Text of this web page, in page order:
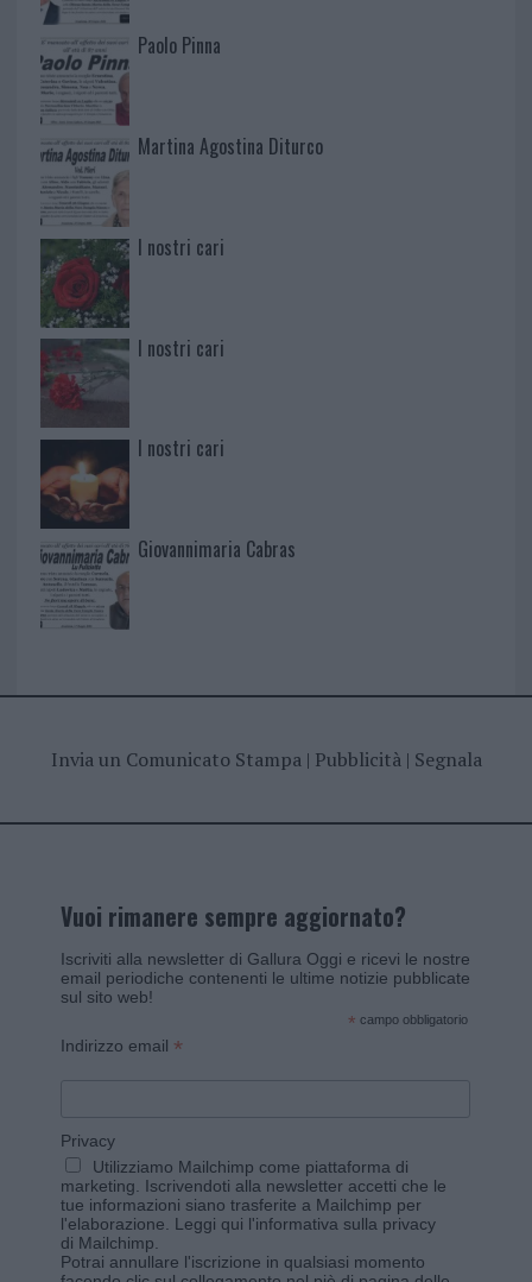
Paolo Pinna
Martina Agostina Diturco
I nostri cari
I nostri cari
I nostri cari
Giovannimaria Cabras
Invia un Comunicato Stampa| Pubblicità| Segnala
Vuoi rimanere sempre aggiornato?
Iscriviti alla newsletter di Gallura Oggi e ricevi le nostre
email periodiche contenenti le ultime notizie pubblicate
sul sito web!
* campo obbligatorio
Indirizzo email *
Privacy
Utilizziamo Mailchimp come piattaforma di
marketing. Iscrivendoti alla newsletter accetti che le
tue informazioni siano trasferite a Mailchimp per
l'elaborazione. Leggi qui l'informativa sulla privacy
di Mailchimp
Potrai annullare l'iscrizione in qualsiasi momento